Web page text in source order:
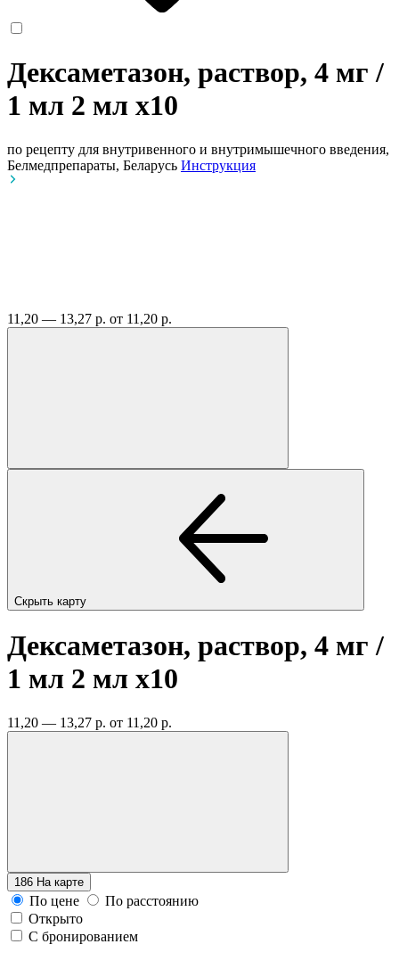
Дексаметазон, раствор, 4 мг /
1 мл 2 мл x10
по рецепту для внутривенного и внутримышечного введения,
Белмедпрепараты, Беларусь Инструкция
11,20 — 13,27 р. от 11,20 р.
Скрыть карту
Дексаметазон, раствор, 4 мг /
1 мл 2 мл x10
11,20 — 13,27 р. от 11,20 р.
186 На карте
По цене
По расстоянию
Открыто
С бронированием